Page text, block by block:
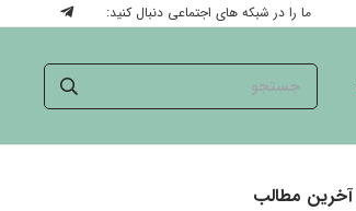
ما را در شبکه های اجتماعی دنبال کنید:
آخرین مطالب